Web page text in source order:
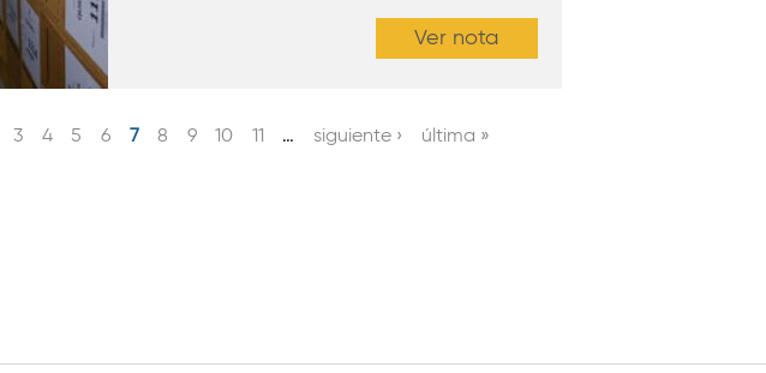
Ver nota
3 4 5 6 7 8 9 10 11 … siguiente › última »